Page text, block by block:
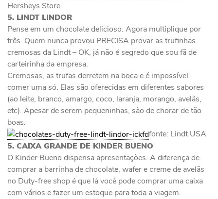
Hersheys Store
5. LINDT LINDOR
Pense em um chocolate delicioso. Agora multiplique por
três. Quem nunca provou PRECISA provar as trufinhas
cremosas da Lindt – OK, já não é segredo que sou fã de
carteirinha da empresa.
Cremosas, as trufas derretem na boca e é impossível
comer uma só. Elas são oferecidas em diferentes sabores
(ao leite, branco, amargo, coco, laranja, morango, avelãs,
etc). Apesar de serem pequeninhas, são de chorar de tão
boas.
fonte: Lindt USA
5. CAIXA GRANDE DE KINDER BUENO
O Kinder Bueno dispensa apresentações. A diferença de
comprar a barrinha de chocolate, wafer e creme de avelãs
no Duty-free shop é que lá você pode comprar uma caixa
com vários e fazer um estoque para toda a viagem.